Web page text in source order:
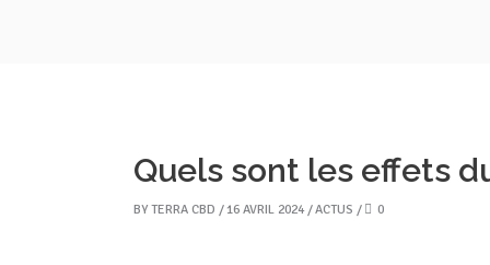
Quels sont les effets
BY TERRA CBD 16 AVRIL 2024 ACTUS 0